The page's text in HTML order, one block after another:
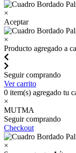
×
Aceptar
×
Producto agregado a
Seguir comprando
Ver carrito
0 item(s) agregado tu
×
MUTMA
Seguir comprando
Checkout
×